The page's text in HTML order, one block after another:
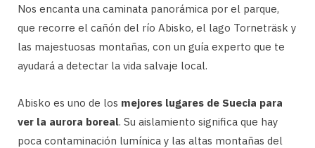
Nos encanta una caminata panorámica por el parque,
que recorre el cañón del río Abisko, el lago Torneträsk y
las majestuosas montañas, con un guía experto que te
ayudará a detectar la vida salvaje local.
Abisko es uno de los mejores lugares de Suecia para
ver la aurora boreal. Su aislamiento significa que hay
poca contaminación lumínica y las altas montañas del